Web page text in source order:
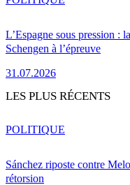
L’Espagne sous pression :
Schengen à l’épreuve
31.07.2026
LES PLUS RÉCENTS
Sánchez riposte contre
rétorsion
POLITIQUE